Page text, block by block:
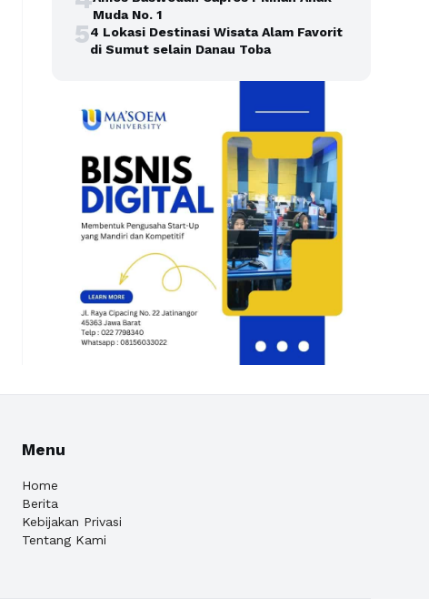
Muda No. 1
54 Lokasi Destinasi Wisata Alam Favorit
di Sumut selain Danau Toba
Menu
Home
Berita
Kebijakan Privasi
Tentang Kami